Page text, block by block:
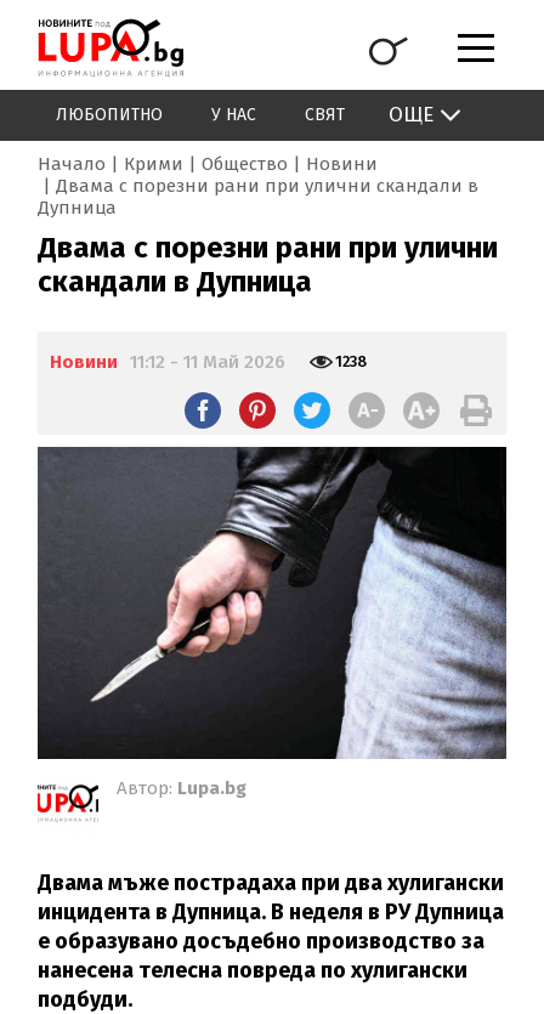
ЛЮБОПИТНО У НАС СВЯТ ОЩЕ
Начало Крими Общество
Новини
Двама с порезни рани при улични скандали в
Дупница
Двама с порезни рани при улични
скандали в Дупница
Новини 11:12 - 11 Май 2026 1238
Автор: Lupa.bg
Двама мъже пострадаха при два хулигански
инцидента в Дупница. В неделя в РУ Дупница
е образувано досъдебно производство за
нанесена телесна повреда по хулигански
подбуди.